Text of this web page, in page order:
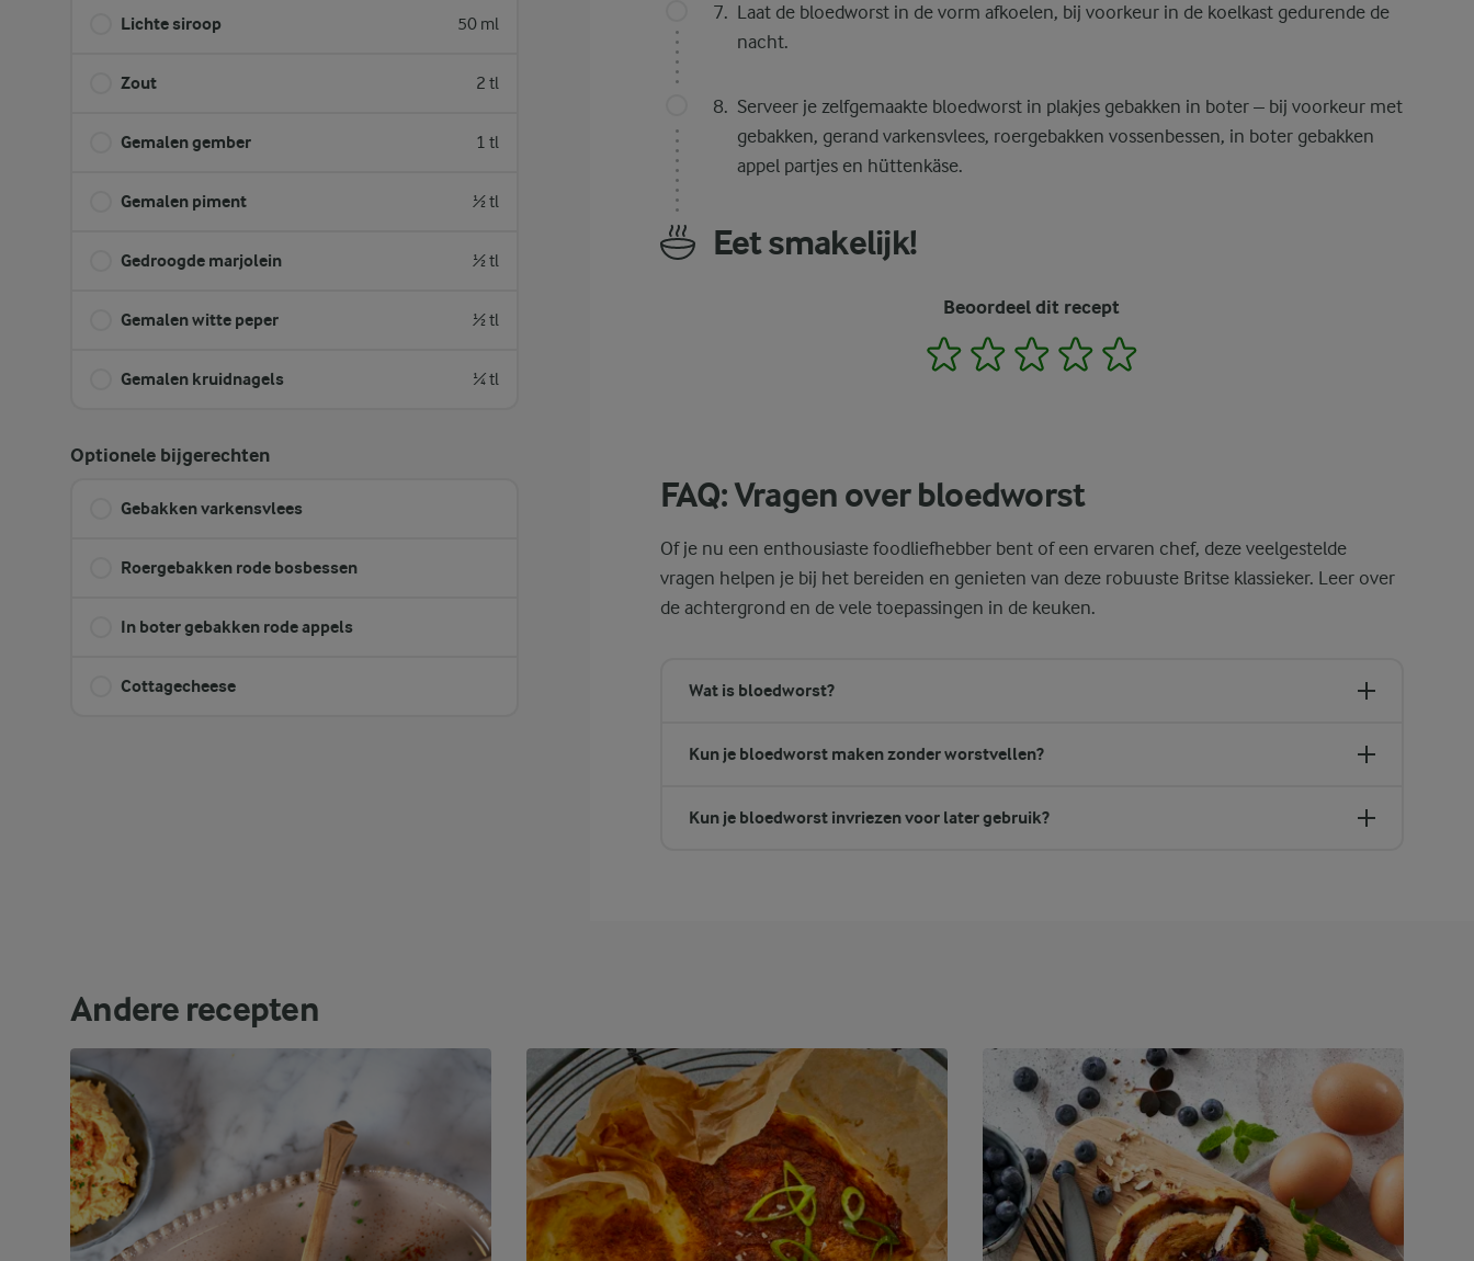
Lichte siroop 50 ml
Zout 2 tl
Gemalen gember 1 tl
Gemalen piment ½ tl
Gedroogde marjolein ½ tl
Gemalen witte peper ½ tl
Gemalen kruidnagels ¼ tl
Optionele bijgerechten
Gebakken varkensvlees
Roergebakken rode bosbessen
In boter gebakken rode appels
Cottagecheese
Laat de bloedworst in de vorm afkoelen, bij voorkeur in de koelkast gedurende de
nacht.
Serveer je zelfgemaakte bloedworst in plakjes gebakken in boter – bij voorkeur met
gebakken, gerand varkensvlees, roergebakken vossenbessen, in boter gebakken
appel partjes en hüttenkäse.
Eet smakelijk!
Beoordeel dit recept
1 2 3 4
FAQ: Vragen over bloedworst
Of je nu een enthousiaste foodliefhebber bent of een ervaren chef, deze veelgestelde
vragen helpen je bij het bereiden en genieten van deze robuuste Britse klassieker. Leer over
de achtergrond en de vele toepassingen in de keuken.
Wat is bloedworst?
Kun je bloedworst maken zonder worstvellen?
Kun je bloedworst invriezen voor later gebruik?
Andere recepten